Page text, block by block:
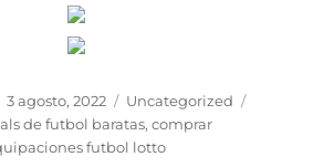
Publicado
el
3 agosto, 2022 Categorías
Uncategorized
de futbol baratas,comprar
futbol lotto